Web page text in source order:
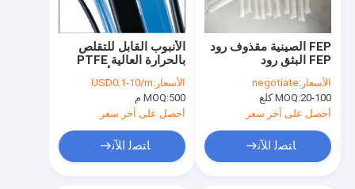
الأنبوب القابل للتقلص
بالحرارة العالية PTFE
تسخير الأسلاك الثابتة
الأسعار:USD0.1-10/m
MOQ:500 م
أحصل على آخر سعر
ﺎﺘﺼﻟ ﺍﻶﻧ
FEP الصينية مقذوف رود
FEP البثق رود
الأسعار:negotiate
MOQ:20-100 كلغ
أحصل على آخر سعر
ﺎﺘﺼﻟ ﺍﻶﻧ